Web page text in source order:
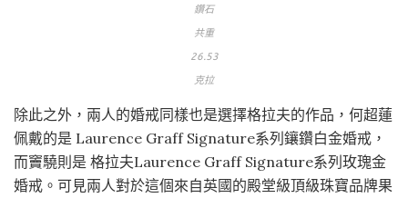
鑽石
共重
26.53
克拉
除此之外，兩人的婚戒同樣也是選擇格拉夫的作品，何超蓮
佩戴的是 Laurence Graff Signature系列鑲鑽白金婚戒，
而竇驍則是 格拉夫Laurence Graff Signature系列玫瑰金
婚戒。可見兩人對於這個來自英國的殿堂級頂級珠寶品牌果